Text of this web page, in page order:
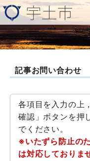
記事お問い合わせ
各項目を入力の上
確認」ボタンを押
でください。
※いたずら防止の
は対応しておりま